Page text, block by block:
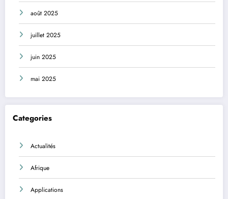
août 2025
juillet 2025
juin 2025
mai 2025
Categories
Actualités
Afrique
Applications